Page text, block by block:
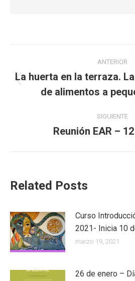
Navegación
entre
publicaciones
ANTERIOR
La huerta en la terraza.
de alimentos a
SIGUIENTE
Reunión EAR –
Related Posts
Curso
2021- Inicia 10
marzo 19, 2021
26 de enero –